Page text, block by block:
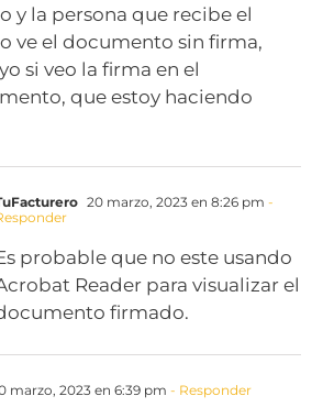
y la persona que recibe el
ve el documento sin firma,
si veo la firma en el
que estoy haciendo
20 marzo, 2023 en 8:26 pm -
probable que no este usando
Reader para visualizar el
firmado.
marzo, 2023 en 6:39 pm - Responder